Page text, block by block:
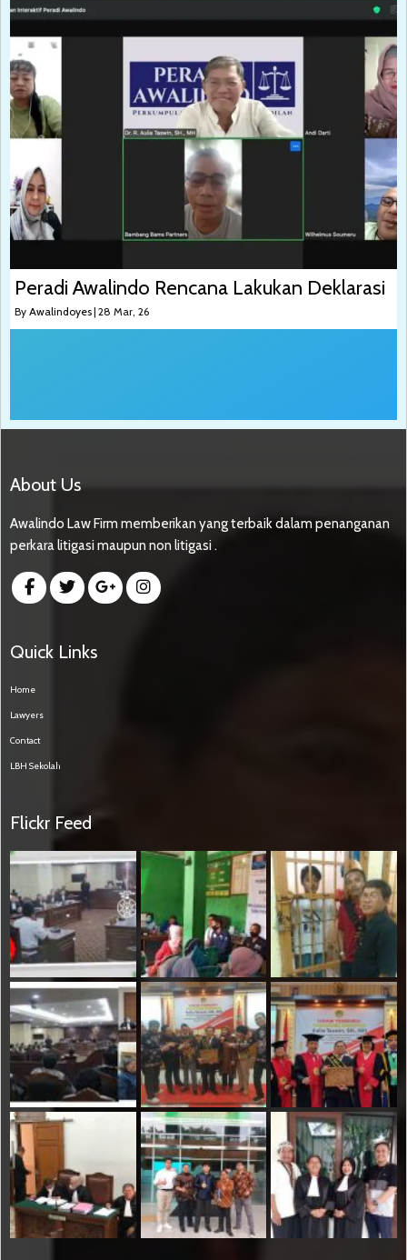
Peradi Awalindo Rencana Lakukan Deklarasi
By Awalindoyes| 28 Mar, 26
About Us
Awalindo Law Firm memberikan yang terbaik dalam penanganan
perkara litigasi maupun non litigasi .
Quick Links
Home
Lawyers
Contact
LBH Sekolah
Flickr Feed